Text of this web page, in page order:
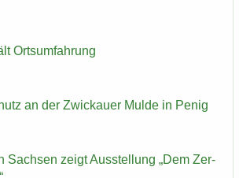
Orts­um­fah­rung
an der Zwi­ckau­er Mulde in Penig
Sach­sen zeigt Aus­stel­lung „Dem Zer­